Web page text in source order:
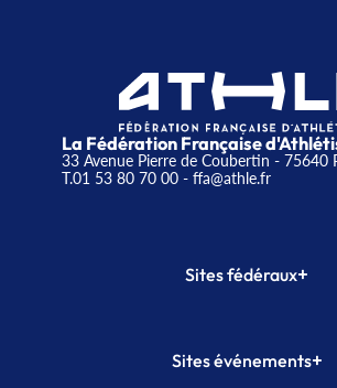
La Fédération Française
33 Avenue Pierre de Coubertin - 75640
T.01 53 80 70 00- ffa@athle.fr
Sites fédéraux+
Plateforme Formation
Sites événements+